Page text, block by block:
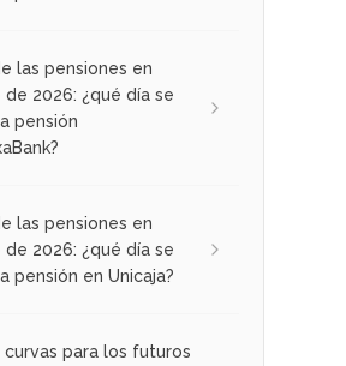
las pensiones en
2026: ¿qué día se
pensión
las pensiones en
2026: ¿qué día se
pensión en Unicaja?
curvas para los futuros